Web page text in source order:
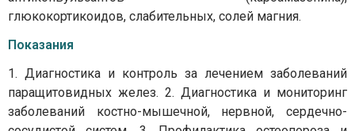
глюкокортикоидов, слабительных, солей магния.
Показания
1. Диагностика и контроль за лечением заболеваний
паращитовидных желез. 2. Диагностика и мониторинг
заболеваний костно-мышечной, нервной, сердечно-